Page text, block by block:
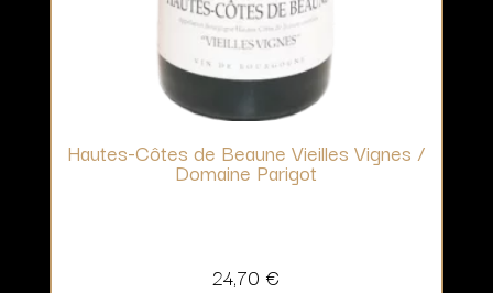
Hautes-Côtes de Beaune Vieilles Vignes /
Domaine Parigot
24,70 €